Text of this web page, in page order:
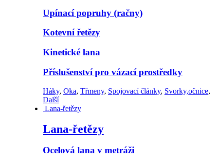
Upínací popruhy (račny)
Kotevní řetězy
Kinetické lana
Příslušenství pro vázací prostředky
Háky, Oka, Třmeny, Spojovací články, Svorky,očnice,
Další
Lana-řetězy
Lana-řetězy
Ocelová lana v metráži